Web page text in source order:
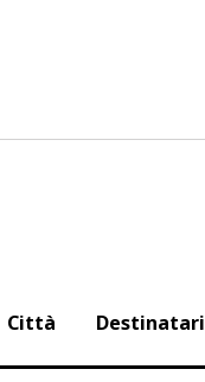
Città Destinatari